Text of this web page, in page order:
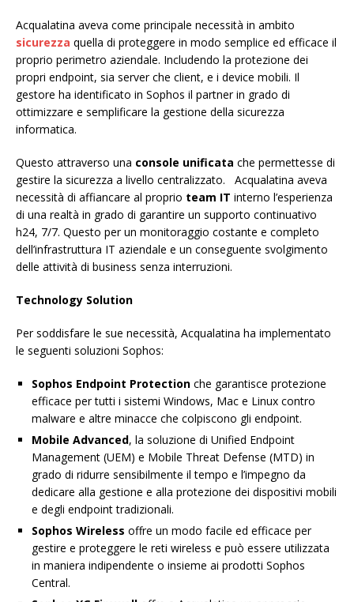
Acqualatina aveva come principale necessità in ambito
sicurezza quella di proteggere in modo semplice ed efficace il
proprio perimetro aziendale. Includendo la protezione dei
propri endpoint, sia server che client, e i device mobili. Il
gestore ha identificato in Sophos il partner in grado di
ottimizzare e semplificare la gestione della sicurezza
informatica.
Questo attraverso una console unificata che permettesse di
gestire la sicurezza a livello centralizzato. Acqualatina aveva
necessità di affiancare al proprio team IT interno l’esperienza
di una realtà in grado di garantire un supporto continuativo
h24, 7/7. Questo per un monitoraggio costante e completo
dell’infrastruttura IT aziendale e un conseguente svolgimento
delle attività di business senza interruzioni.
Technology Solution
Per soddisfare le sue necessità, Acqualatina ha implementato
le seguenti soluzioni Sophos:
Sophos Endpoint Protection che garantisce protezione
efficace per tutti i sistemi Windows, Mac e Linux contro
malware e altre minacce che colpiscono gli endpoint.
Mobile Advanced, la soluzione di Unified Endpoint
Management (UEM) e Mobile Threat Defense (MTD) in
grado di ridurre sensibilmente il tempo e l’impegno da
dedicare alla gestione e alla protezione dei dispositivi mobili
e degli endpoint tradizionali.
Sophos Wireless offre un modo facile ed efficace per
gestire e proteggere le reti wireless e può essere utilizzata
in maniera indipendente o insieme ai prodotti Sophos
Central.